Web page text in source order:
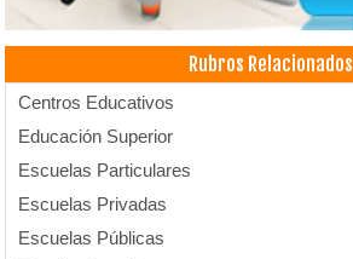
Rubros Relacionados
Centros Educativos
Educación Superior
Escuelas Particulares
Escuelas Privadas
Escuelas Públicas